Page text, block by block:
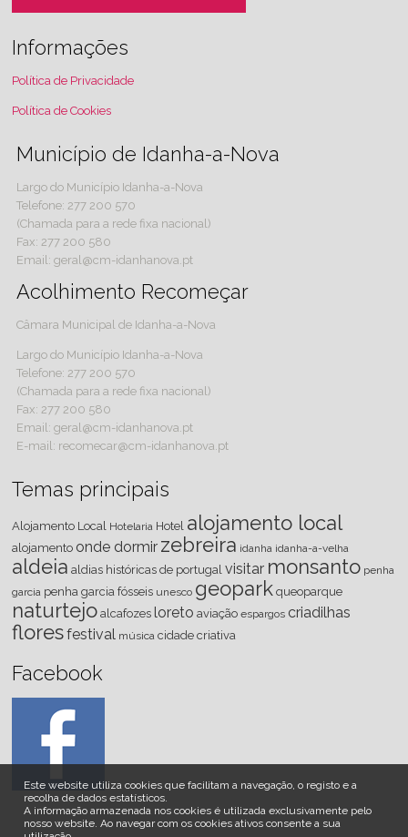
Este website utiliza cookies que facilitam a navegação, o registo e a
recolha de dados estatísticos.
A informação armazenada nos cookies é utilizada exclusivamente pelo
nosso website.Ao navegar com os cookies ativos consente a sua
Informações
Política de Privacidade
Política de Cookies
Município de Idanha-a-Nova
Largo do Município Idanha-a-Nova
Telefone: 277 200 570
(Chamada para a rede fixa nacional)
Fax: 277 200 580
Email: geral@cm-idanhanova.pt
Acolhimento Recomeçar
Câmara Municipal de Idanha-a-Nova
Largo do Município Idanha-a-Nova
Telefone: 277 200 570
(Chamada para a rede fixa nacional)
Fax: 277 200 580
Email: geral@cm-idanhanova.pt
E-mail: recomecar@cm-idanhanova.pt
Temas principais
Alojamento Local Hotelaria Hotel alojamento local
alojamento onde dormir zebreira idanha idanha-a-velha
aldeia aldias históricas de portugal visitar monsanto penha
garcia penha garcia fósseis unesco geopark queoparque
naturtejo alcafozes loreto aviação espargos criadilhas
floresfestival música cidade criativa
Facebook